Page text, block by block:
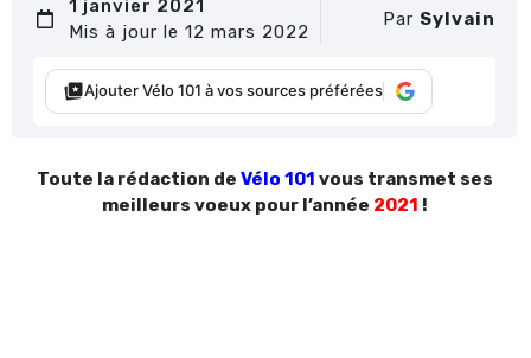
1 janvier 2021
Mis à jour le 12 mars 2022
Par Sylvain
Ajouter Vélo 101 à vos sources préférées
Toute la rédaction de Vélo 101 vous transmet ses
meilleurs voeux pour l’année 2021 !